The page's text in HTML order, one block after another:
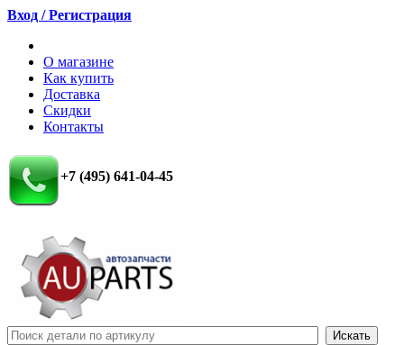
Вход / Регистрация
О магазине
Как купить
Доставка
Скидки
Контакты
+7 (495) 641-04-45